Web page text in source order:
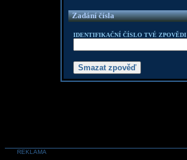
Zadání čísla
IDENTIFIKAČNÍ ČÍSLO TVÉ ZPOVĚDI
REKLAMA